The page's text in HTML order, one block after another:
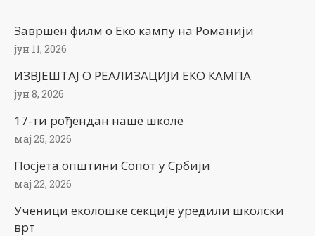
Завршен филм о Еко кампу на Романији
јун 11, 2026
ИЗВЈЕШТАЈ О РЕАЛИЗАЦИЈИ ЕКО КАМПА
јун 8, 2026
17-ти рођендан наше школе
мај 25, 2026
Посјета општини Сопот у Србији
мај 22, 2026
Ученици еколошке секције уредили школски
врт